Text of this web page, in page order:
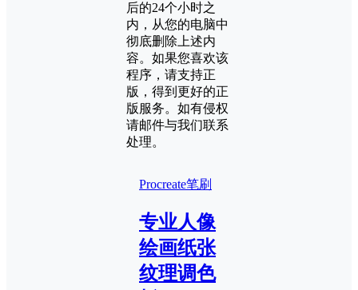
后的24个小时之
内，从您的电脑中
彻底删除上述内
容。如果您喜欢该
程序，请支持正
版，得到更好的正
版服务。如有侵权
请邮件与我们联系
处理。
Procreate笔刷
专业人像
绘画纸张
纹理调色